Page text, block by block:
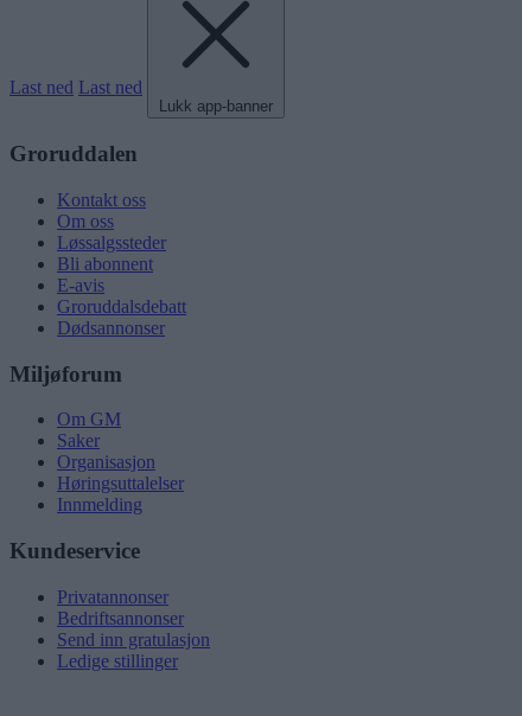
Last ned Last ned
Lukk app-banner
Groruddalen
Kontakt oss
Om oss
Løssalgssteder
Bli abonnent
E-avis
Groruddalsdebatt
Dødsannonser
Miljøforum
Om GM
Saker
Organisasjon
Høringsuttalelser
Innmelding
Kundeservice
Privatannonser
Bedriftsannonser
Send inn gratulasjon
Ledige stillinger